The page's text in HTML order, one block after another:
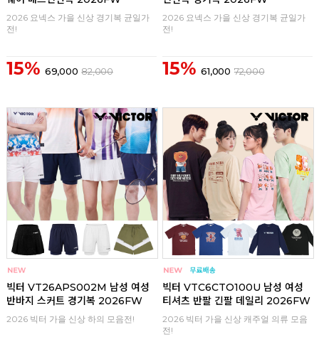
2026 요넥스 가을 신상 경기복 균일가
전!
15% 69,000 82,000
2026 요넥스 가을 신상 경기복 균일가
전!
15% 61,000 72,000
빅터 VT26APS002M 남성 여성
반바지 스커트 경기복 2026FW
2026 빅터 가을 신상 하의 모음전!
빅터 VTC6CTO100U 남성 여성
티셔츠 반팔 긴팔 데일리 2026FW
2026 빅터 가을 신상 캐주얼 의류 모음
전!